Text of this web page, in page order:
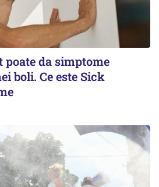
da simptome
boli. Ce este Sick